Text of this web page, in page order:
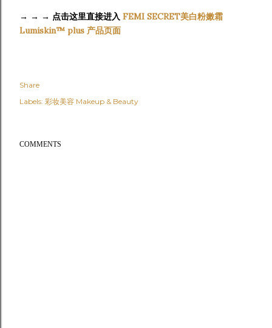
→ → → 点击这里直接进入 FEMI SECRET美白粉嫩霜
Lumiskin™ plus 产品页面
Share
Labels: 彩妆美容 Makeup & Beauty
COMMENTS